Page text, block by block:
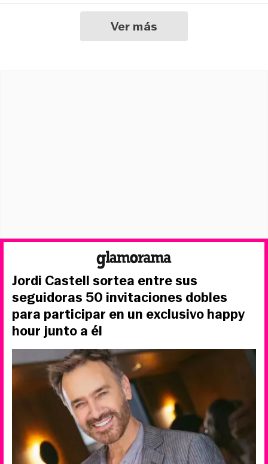
Ver más
Jordi Castell sortea entre sus
seguidoras 50 invitaciones dobles
para participar en un exclusivo happy
hour junto a él